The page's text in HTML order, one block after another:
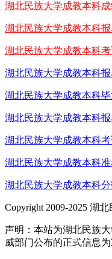
湖北民族大学成教本科
湖北民族大学成教本科
湖北民族大学成教本科
湖北民族大学成教本科报
湖北民族大学成教本科
湖北民族大学成教本科
湖北民族大学成教本科考
湖北民族大学成教本科
湖北民族大学成教本科
Copyright 2009-2025 湖
声明：本站为湖北民族
威部门公布的正式信息